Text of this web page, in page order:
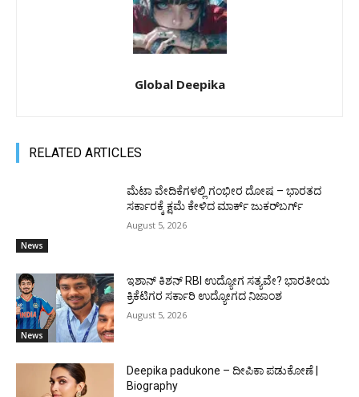
Global Deepika
RELATED ARTICLES
News
ಮೆಟಾ ವೇದಿಕೆಗಳಲ್ಲಿ ಗಂಭೀರ ದೋಷ – ಭಾರತದ
ಸರ್ಕಾರಕ್ಕೆ ಕ್ಷಮೆ ಕೇಳಿದ ಮಾರ್ಕ್ ಜುಕರ್‌ಬರ್ಗ್
August 5, 2026
News
ಇಶಾನ್ ಕಿಶನ್ RBI ಉದ್ಯೋಗ ಸತ್ಯವೇ? ಭಾರತೀಯ
ಕ್ರಿಕೆಟಿಗರ ಸರ್ಕಾರಿ ಉದ್ಯೋಗದ ನಿಜಾಂಶ
August 5, 2026
Deepika padukone – ದೀಪಿಕಾ ಪಡುಕೋಣೆ |
Biography